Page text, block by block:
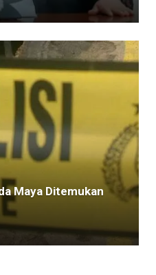
Maya Ditemukan